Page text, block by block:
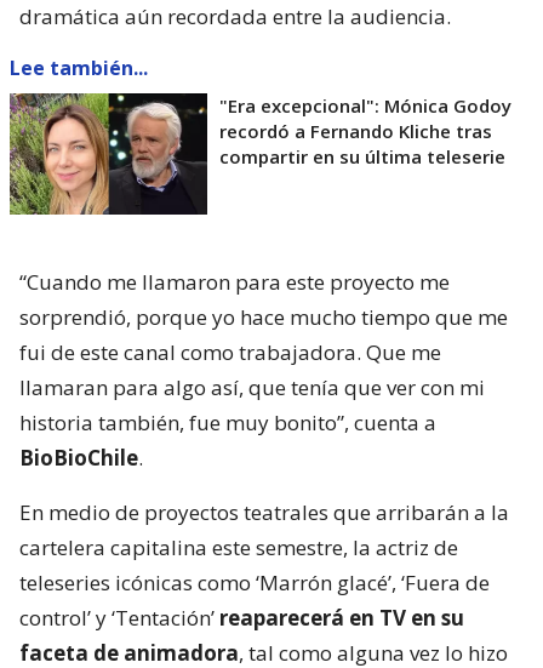
dramática aún recordada entre la audiencia.
Lee también...
"Era excepcional": Mónica Godoy
recordó a Fernando Kliche tras
compartir en su última teleserie
“Cuando me llamaron para este proyecto me
sorprendió, porque yo hace mucho tiempo que me
fui de este canal como trabajadora. Que me
llamaran para algo así, que tenía que ver con mi
historia también, fue muy bonito”, cuenta a
BioBioChile.
En medio de proyectos teatrales que arribarán a la
cartelera capitalina este semestre, la actriz de
teleseries icónicas como ‘Marrón glacé’, ‘Fuera de
control’ y ‘Tentación’ reaparecerá en TV en su
faceta de animadora, tal como alguna vez lo hizo